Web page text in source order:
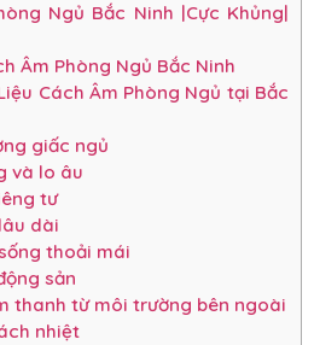
Ngủ Bắc Ninh |Cực Khủng|
Âm Phòng Ngủ Bắc Ninh
Cách Âm Phòng Ngủ tại Bắc
giấc ngủ
và lo âu
tư
dài
thoải mái
sản
thanh từ môi trường bên ngoài
nhiệt